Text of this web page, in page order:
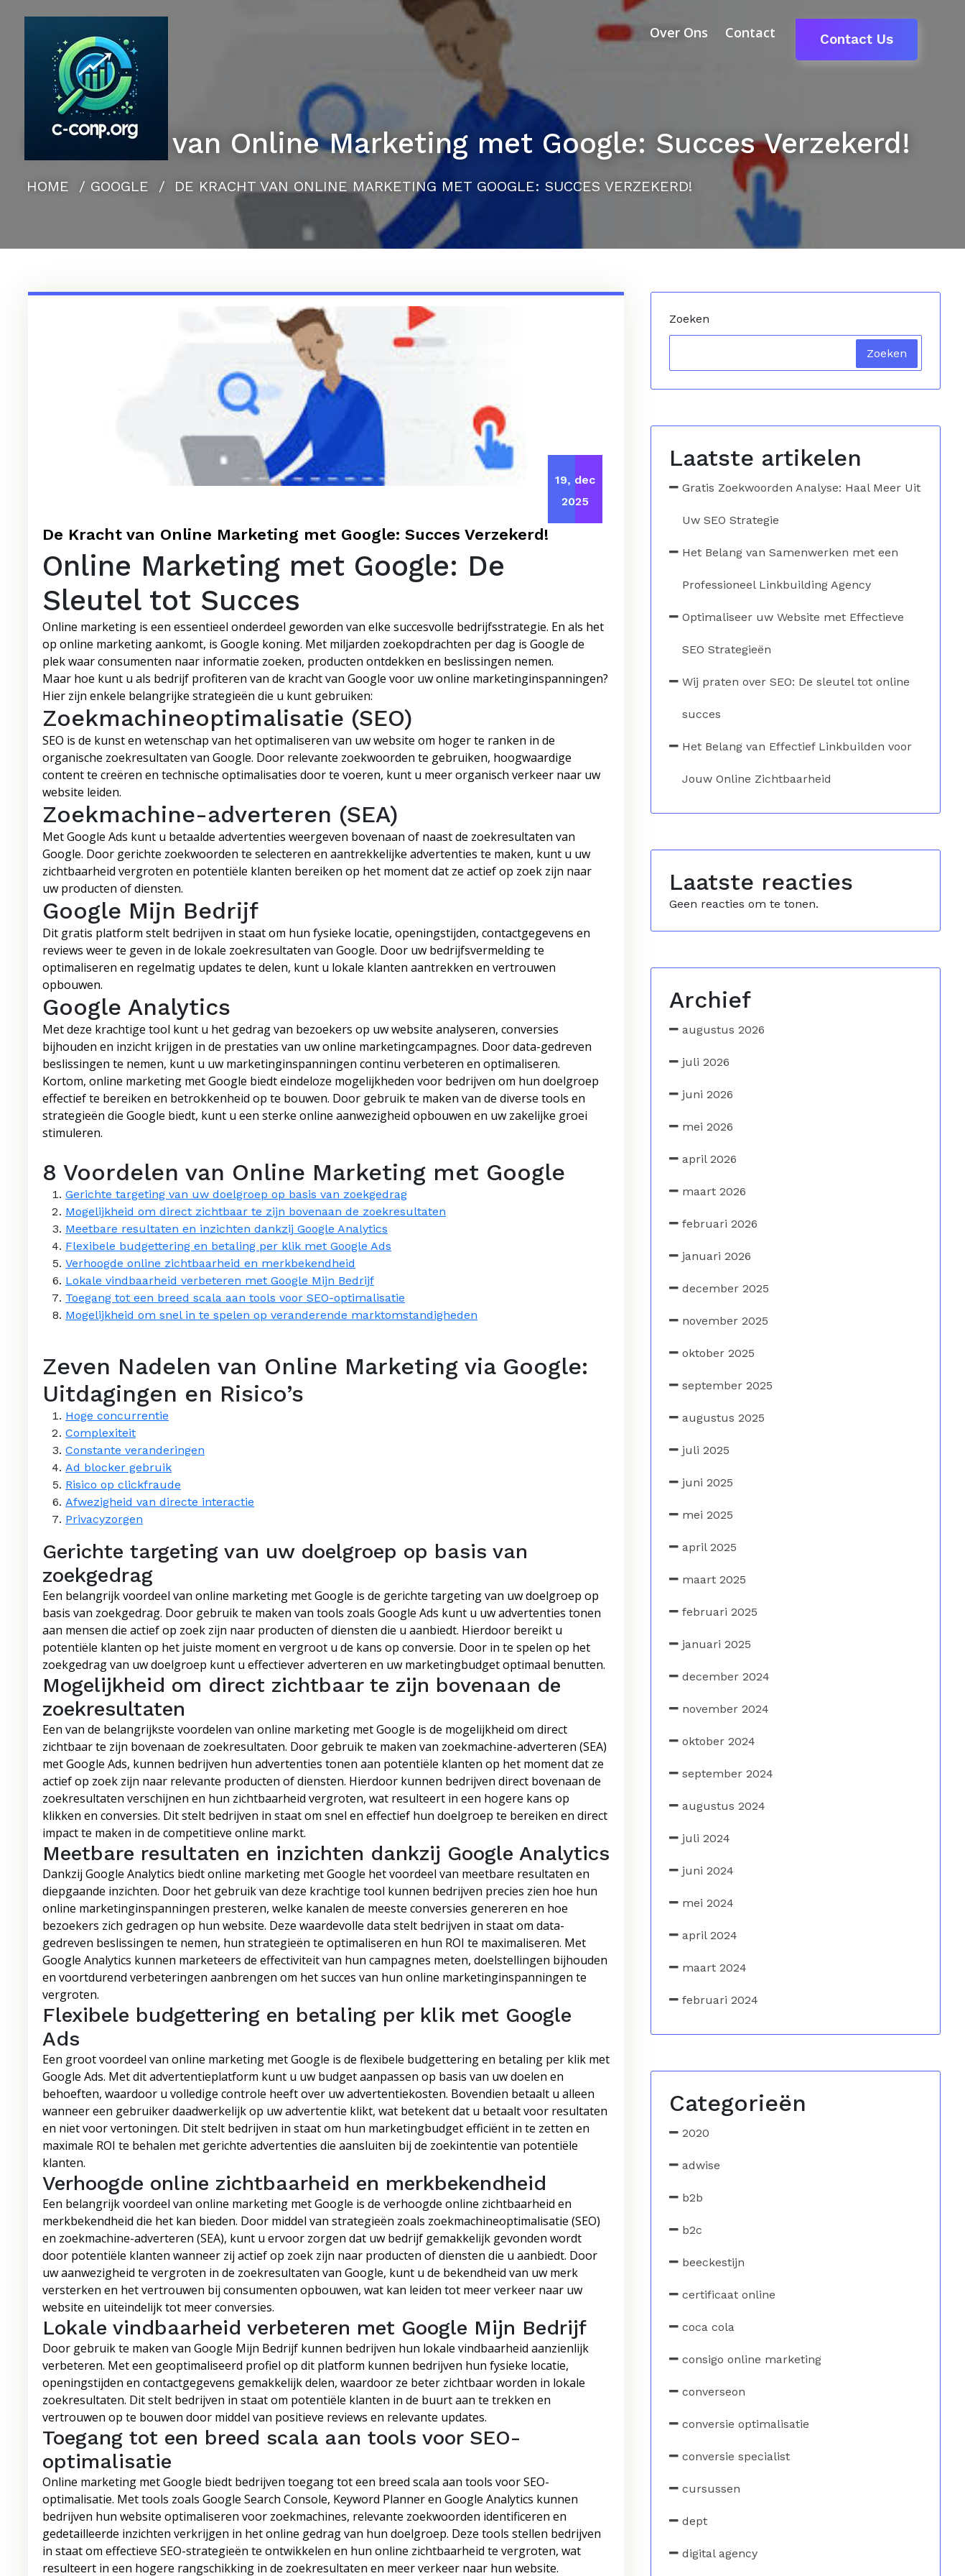
Over Ons Contact Contact Us
De Kracht van Online Marketing met Google: Succes Verzekerd!
HOME / GOOGLE / DE KRACHT VAN ONLINE MARKETING MET GOOGLE: SUCCES VERZEKERD!
19, dec
2025
De Kracht van Online Marketing met Google: Succes Verzekerd!
Online Marketing met Google: De
Sleutel tot Succes
Online marketing is een essentieel onderdeel geworden van elke succesvolle bedrijfsstrategie. En als het
op online marketing aankomt, is Google koning. Met miljarden zoekopdrachten per dag is Google de
plek waar consumenten naar informatie zoeken, producten ontdekken en beslissingen nemen.
Maar hoe kunt u als bedrijf profiteren van de kracht van Google voor uw online marketinginspanningen?
Hier zijn enkele belangrijke strategieën die u kunt gebruiken:
Zoekmachineoptimalisatie (SEO)
SEO is de kunst en wetenschap van het optimaliseren van uw website om hoger te ranken in de
organische zoekresultaten van Google. Door relevante zoekwoorden te gebruiken, hoogwaardige
content te creëren en technische optimalisaties door te voeren, kunt u meer organisch verkeer naar uw
website leiden.
Zoekmachine-adverteren (SEA)
Met Google Ads kunt u betaalde advertenties weergeven bovenaan of naast de zoekresultaten van
Google. Door gerichte zoekwoorden te selecteren en aantrekkelijke advertenties te maken, kunt u uw
zichtbaarheid vergroten en potentiële klanten bereiken op het moment dat ze actief op zoek zijn naar
uw producten of diensten.
Google Mijn Bedrijf
Dit gratis platform stelt bedrijven in staat om hun fysieke locatie, openingstijden, contactgegevens en
reviews weer te geven in de lokale zoekresultaten van Google. Door uw bedrijfsvermelding te
optimaliseren en regelmatig updates te delen, kunt u lokale klanten aantrekken en vertrouwen
opbouwen.
Google Analytics
Met deze krachtige tool kunt u het gedrag van bezoekers op uw website analyseren, conversies
bijhouden en inzicht krijgen in de prestaties van uw online marketingcampagnes. Door data-gedreven
beslissingen te nemen, kunt u uw marketinginspanningen continu verbeteren en optimaliseren.
Kortom, online marketing met Google biedt eindeloze mogelijkheden voor bedrijven om hun doelgroep
effectief te bereiken en betrokkenheid op te bouwen. Door gebruik te maken van de diverse tools en
strategieën die Google biedt, kunt u een sterke online aanwezigheid opbouwen en uw zakelijke groei
stimuleren.
8 Voordelen van Online Marketing met Google
Gerichte targeting van uw doelgroep op basis van zoekgedrag
Mogelijkheid om direct zichtbaar te zijn bovenaan de zoekresultaten
Meetbare resultaten en inzichten dankzij Google Analytics
Flexibele budgettering en betaling per klik met Google Ads
Verhoogde online zichtbaarheid en merkbekendheid
Lokale vindbaarheid verbeteren met Google Mijn Bedrijf
Toegang tot een breed scala aan tools voor SEO-optimalisatie
Mogelijkheid om snel in te spelen op veranderende marktomstandigheden
Zeven Nadelen van Online Marketing via Google:
Uitdagingen en Risico’s
Hoge concurrentie
Complexiteit
Constante veranderingen
Ad blocker gebruik
Risico op clickfraude
Afwezigheid van directe interactie
Privacyzorgen
Gerichte targeting van uw doelgroep op basis van
zoekgedrag
Een belangrijk voordeel van online marketing met Google is de gerichte targeting van uw doelgroep op
basis van zoekgedrag. Door gebruik te maken van tools zoals Google Ads kunt u uw advertenties tonen
aan mensen die actief op zoek zijn naar producten of diensten die u aanbiedt. Hierdoor bereikt u
potentiële klanten op het juiste moment en vergroot u de kans op conversie. Door in te spelen op het
zoekgedrag van uw doelgroep kunt u effectiever adverteren en uw marketingbudget optimaal benutten.
Mogelijkheid om direct zichtbaar te zijn bovenaan de
zoekresultaten
Een van de belangrijkste voordelen van online marketing met Google is de mogelijkheid om direct
zichtbaar te zijn bovenaan de zoekresultaten. Door gebruik te maken van zoekmachine-adverteren (SEA)
met Google Ads, kunnen bedrijven hun advertenties tonen aan potentiële klanten op het moment dat ze
actief op zoek zijn naar relevante producten of diensten. Hierdoor kunnen bedrijven direct bovenaan de
zoekresultaten verschijnen en hun zichtbaarheid vergroten, wat resulteert in een hogere kans op
klikken en conversies. Dit stelt bedrijven in staat om snel en effectief hun doelgroep te bereiken en direct
impact te maken in de competitieve online markt.
Meetbare resultaten en inzichten dankzij Google Analytics
Dankzij Google Analytics biedt online marketing met Google het voordeel van meetbare resultaten en
diepgaande inzichten. Door het gebruik van deze krachtige tool kunnen bedrijven precies zien hoe hun
online marketinginspanningen presteren, welke kanalen de meeste conversies genereren en hoe
bezoekers zich gedragen op hun website. Deze waardevolle data stelt bedrijven in staat om data-
gedreven beslissingen te nemen, hun strategieën te optimaliseren en hun ROI te maximaliseren. Met
Google Analytics kunnen marketeers de effectiviteit van hun campagnes meten, doelstellingen bijhouden
en voortdurend verbeteringen aanbrengen om het succes van hun online marketinginspanningen te
vergroten.
Flexibele budgettering en betaling per klik met Google
Ads
Een groot voordeel van online marketing met Google is de flexibele budgettering en betaling per klik met
Google Ads. Met dit advertentieplatform kunt u uw budget aanpassen op basis van uw doelen en
behoeften, waardoor u volledige controle heeft over uw advertentiekosten. Bovendien betaalt u alleen
wanneer een gebruiker daadwerkelijk op uw advertentie klikt, wat betekent dat u betaalt voor resultaten
en niet voor vertoningen. Dit stelt bedrijven in staat om hun marketingbudget efficiënt in te zetten en
maximale ROI te behalen met gerichte advertenties die aansluiten bij de zoekintentie van potentiële
klanten.
Verhoogde online zichtbaarheid en merkbekendheid
Een belangrijk voordeel van online marketing met Google is de verhoogde online zichtbaarheid en
merkbekendheid die het kan bieden. Door middel van strategieën zoals zoekmachineoptimalisatie (SEO)
en zoekmachine-adverteren (SEA), kunt u ervoor zorgen dat uw bedrijf gemakkelijk gevonden wordt
door potentiële klanten wanneer zij actief op zoek zijn naar producten of diensten die u aanbiedt. Door
uw aanwezigheid te vergroten in de zoekresultaten van Google, kunt u de bekendheid van uw merk
versterken en het vertrouwen bij consumenten opbouwen, wat kan leiden tot meer verkeer naar uw
website en uiteindelijk tot meer conversies.
Lokale vindbaarheid verbeteren met Google Mijn Bedrijf
Door gebruik te maken van Google Mijn Bedrijf kunnen bedrijven hun lokale vindbaarheid aanzienlijk
verbeteren. Met een geoptimaliseerd profiel op dit platform kunnen bedrijven hun fysieke locatie,
openingstijden en contactgegevens gemakkelijk delen, waardoor ze beter zichtbaar worden in lokale
zoekresultaten. Dit stelt bedrijven in staat om potentiële klanten in de buurt aan te trekken en
vertrouwen op te bouwen door middel van positieve reviews en relevante updates.
Toegang tot een breed scala aan tools voor SEO-
optimalisatie
Online marketing met Google biedt bedrijven toegang tot een breed scala aan tools voor SEO-
optimalisatie. Met tools zoals Google Search Console, Keyword Planner en Google Analytics kunnen
bedrijven hun website optimaliseren voor zoekmachines, relevante zoekwoorden identificeren en
gedetailleerde inzichten verkrijgen in het online gedrag van hun doelgroep. Deze tools stellen bedrijven
in staat om effectieve SEO-strategieën te ontwikkelen en hun online zichtbaarheid te vergroten, wat
resulteert in een hogere rangschikking in de zoekresultaten en meer verkeer naar hun website.
Zoeken
Zoeken
Laatste artikelen
Gratis Zoekwoorden Analyse: Haal Meer Uit
Uw SEO Strategie
Het Belang van Samenwerken met een
Professioneel Linkbuilding Agency
Optimaliseer uw Website met Effectieve
SEO Strategieën
Wij praten over SEO: De sleutel tot online
succes
Het Belang van Effectief Linkbuilden voor
Jouw Online Zichtbaarheid
Laatste reacties
Geen reacties om te tonen.
Archief
augustus 2026
juli 2026
juni 2026
mei 2026
april 2026
maart 2026
februari 2026
januari 2026
december 2025
november 2025
oktober 2025
september 2025
augustus 2025
juli 2025
juni 2025
mei 2025
april 2025
maart 2025
februari 2025
januari 2025
december 2024
november 2024
oktober 2024
september 2024
augustus 2024
juli 2024
juni 2024
mei 2024
april 2024
maart 2024
februari 2024
Categorieën
2020
adwise
b2b
b2c
beeckestijn
certificaat online
coca cola
consigo online marketing
converseon
conversie optimalisatie
conversie specialist
cursussen
dept
digital agency